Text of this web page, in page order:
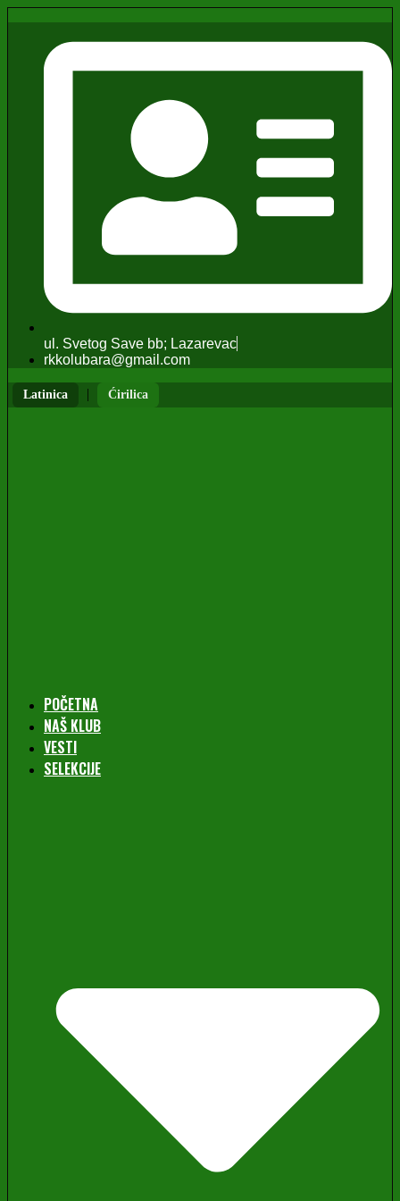
ul. Svetog Save bb; Lazarevac
rkkolubara@gmail.com
Latinica | Ćirilica
POČETNA
NAŠ KLUB
VESTI
SELEKCIJE